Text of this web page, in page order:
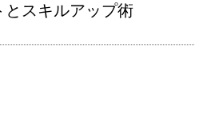
スキルアップ術